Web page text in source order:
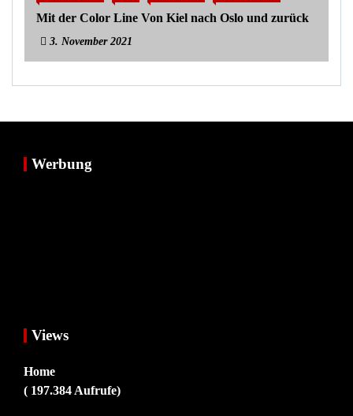
Mit der Color Line Von Kiel nach Oslo und zurück
3. November 2021
Werbung
Views
Home
( 197.384 Aufrufe)